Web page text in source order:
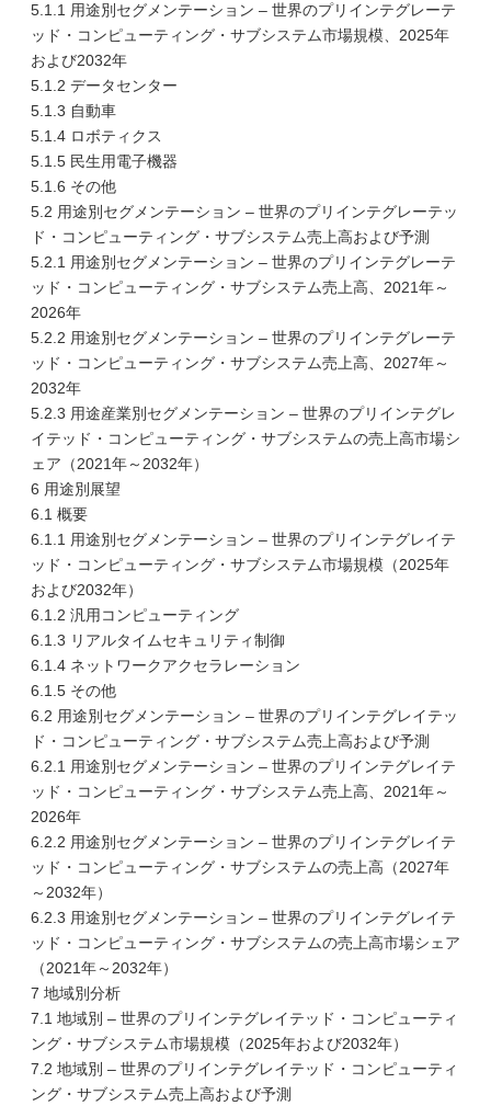
5.1.1 用途別セグメンテーション – 世界のプリインテグレーテ
ッド・コンピューティング・サブシステム市場規模、2025年
および2032年
5.1.2 データセンター
5.1.3 自動車
5.1.4 ロボティクス
5.1.5 民生用電子機器
5.1.6 その他
5.2 用途別セグメンテーション – 世界のプリインテグレーテッ
ド・コンピューティング・サブシステム売上高および予測
5.2.1 用途別セグメンテーション – 世界のプリインテグレーテ
ッド・コンピューティング・サブシステム売上高、2021年～
2026年
5.2.2 用途別セグメンテーション – 世界のプリインテグレーテ
ッド・コンピューティング・サブシステム売上高、2027年～
2032年
5.2.3 用途産業別セグメンテーション – 世界のプリインテグレ
イテッド・コンピューティング・サブシステムの売上高市場シ
ェア（2021年～2032年）
6 用途別展望
6.1 概要
6.1.1 用途別セグメンテーション – 世界のプリインテグレイテ
ッド・コンピューティング・サブシステム市場規模（2025年
および2032年）
6.1.2 汎用コンピューティング
6.1.3 リアルタイムセキュリティ制御
6.1.4 ネットワークアクセラレーション
6.1.5 その他
6.2 用途別セグメンテーション – 世界のプリインテグレイテッ
ド・コンピューティング・サブシステム売上高および予測
6.2.1 用途別セグメンテーション – 世界のプリインテグレイテ
ッド・コンピューティング・サブシステム売上高、2021年～
2026年
6.2.2 用途別セグメンテーション – 世界のプリインテグレイテ
ッド・コンピューティング・サブシステムの売上高（2027年
～2032年）
6.2.3 用途別セグメンテーション – 世界のプリインテグレイテ
ッド・コンピューティング・サブシステムの売上高市場シェア
（2021年～2032年）
7 地域別分析
7.1 地域別 – 世界のプリインテグレイテッド・コンピューティ
ング・サブシステム市場規模（2025年および2032年）
7.2 地域別 – 世界のプリインテグレイテッド・コンピューティ
ング・サブシステム売上高および予測